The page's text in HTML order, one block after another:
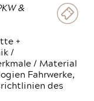
&
+
/
/ Material
Fahrwerke,
des